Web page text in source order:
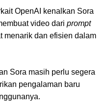
OpenAI kenalkan Sora
video dari prompt
menarik dan efisien dalam
Sora masih perlu segera
pengalaman baru